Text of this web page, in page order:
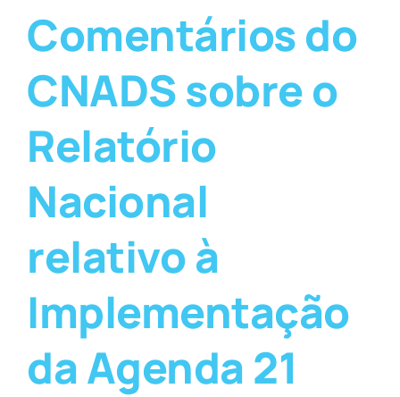
Comentários do
CNADS sobre o
Relatório
Nacional
relativo à
Implementação
da Agenda 21